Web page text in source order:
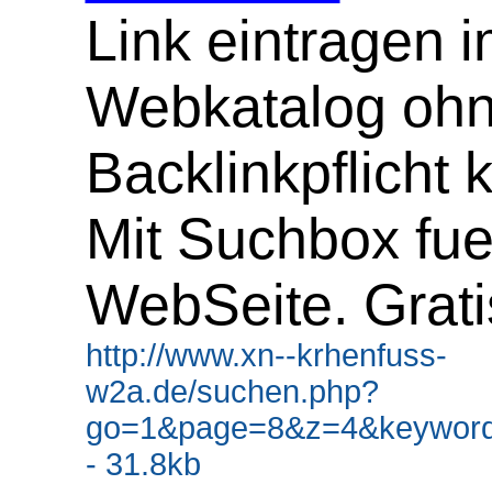
Link eintragen
Webkatalog
Backlinkpflicht
Mit Suchbox
WebSeite.
http://www.xn--krhenfuss-
w2a.de/suchen.php?
- 31.8kb